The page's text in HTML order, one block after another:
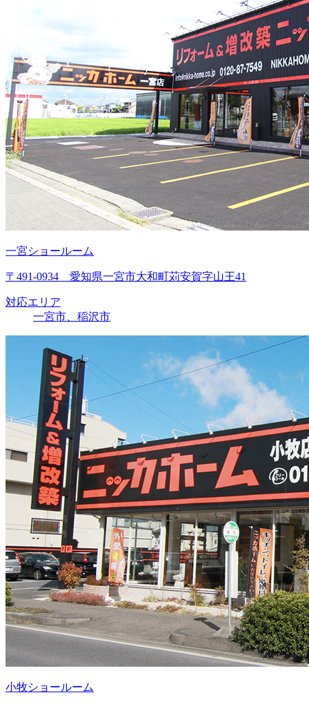
一宮ショールーム
〒491-0934 愛知県一宮市大和町苅安賀字山王41
対応エリア
一宮市、稲沢市
小牧ショールーム